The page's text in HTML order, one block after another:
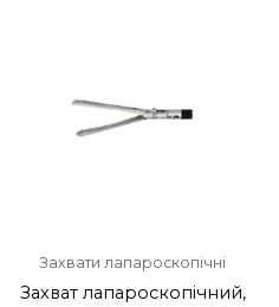
Захвати лапароскопічні
Захват лапароскопічний,